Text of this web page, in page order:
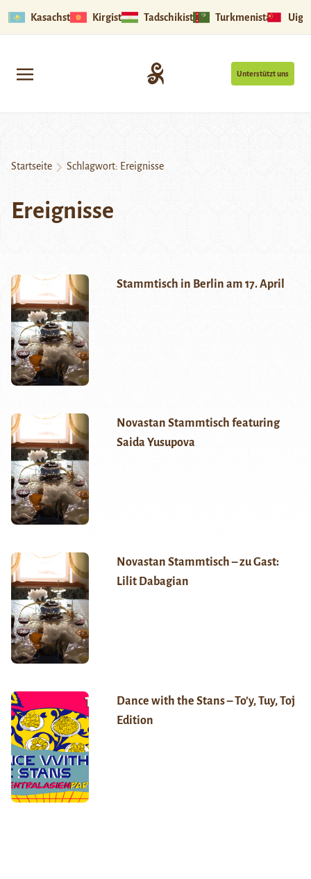
Kasachstan Kirgistan Tadschikistan Turkmenistan
Unterstützt uns
Startseite Schlagwort: Ereignisse
Ereignisse
Stammtisch in Berlin am 17. April
Novastan Stammtisch featuring
Saida Yusupova
Novastan Stammtisch – zu Gast:
Lilit Dabagian
Dance with the Stans – To’y, Tuy, Toj
Edition